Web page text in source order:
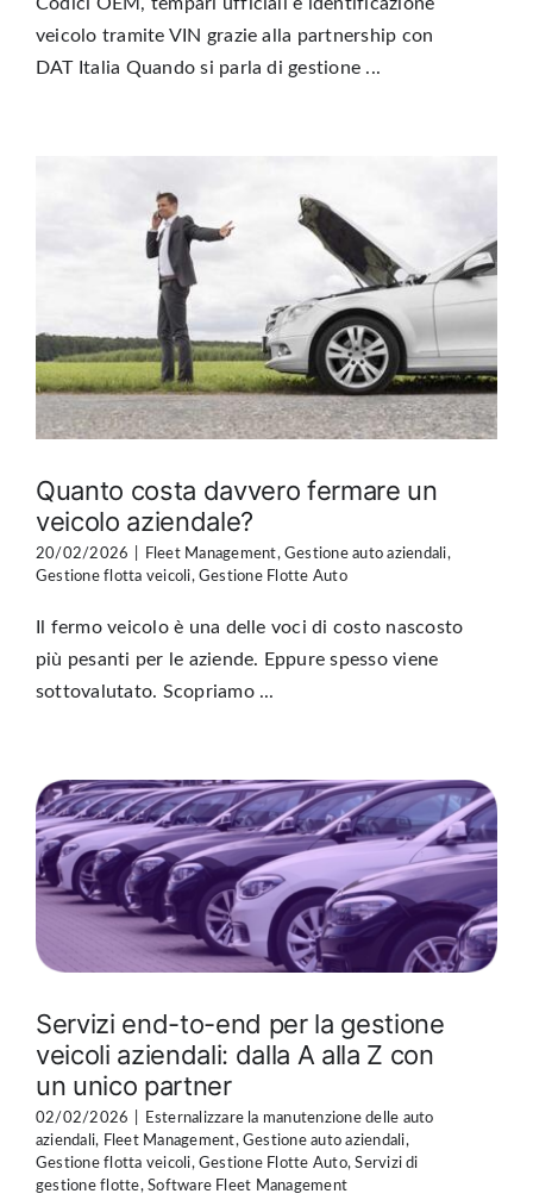
veicolo tramite VIN grazie alla partnership con
DAT Italia Quando si parla di gestione ...
Quanto costa davvero fermare un
veicolo aziendale?
20/02/2026 Fleet Management, Gestione auto aziendali,
Gestione flotta veicoli,Gestione Flotte Auto
Il fermo veicolo è una delle voci di costo nascosto
più pesanti per le aziende. Eppure spesso viene
sottovalutato. Scopriamo ...
Servizi end-to-end per la gestione
veicoli aziendali: dalla A alla Z con
un unico partner
02/02/2026
Esternalizzare la manutenzione delle auto
aziendali, Fleet Management, Gestione auto aziendali,
Gestione flotta veicoli,Gestione Flotte Auto,Servizi di
gestione flotte,Software Fleet Management